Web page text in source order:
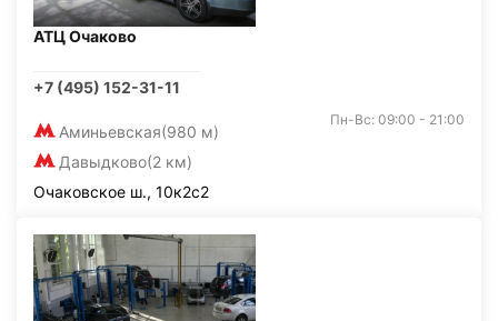
АТЦ Очаково
+7 (495) 152-31-11
Аминьевская(980 м)
Давыдково(2 км)
Пн-Вс: 09:00 - 21:00
Очаковское ш., 10к2с2